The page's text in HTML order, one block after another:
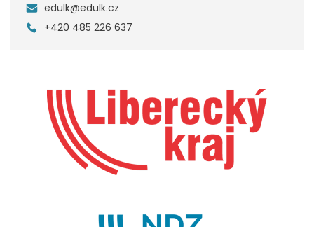
edulk@edulk.cz
+420 485 226 637